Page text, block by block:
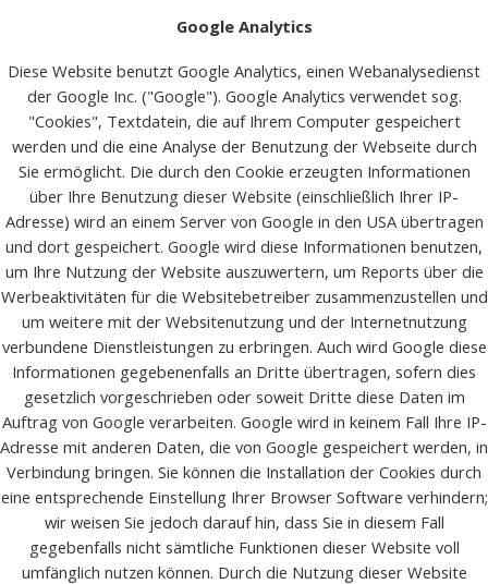
Google Analytics
Diese Website benutzt Google Analytics, einen Webanalysedienst
der Google Inc. ("Google"). Google Analytics verwendet sog.
"Cookies", Textdatein, die auf Ihrem Computer gespeichert
werden und die eine Analyse der Benutzung der Webseite durch
Sie ermöglicht. Die durch den Cookie erzeugten Informationen
über Ihre Benutzung dieser Website (einschließlich Ihrer IP-
Adresse) wird an einem Server von Google in den USA übertragen
und dort gespeichert. Google wird diese Informationen benutzen,
um Ihre Nutzung der Website auszuwertern, um Reports über die
Werbeaktivitäten für die Websitebetreiber zusammenzustellen und
um weitere mit der Websitenutzung und der Internetnutzung
verbundene Dienstleistungen zu erbringen. Auch wird Google diese
Informationen gegebenenfalls an Dritte übertragen, sofern dies
gesetzlich vorgeschrieben oder soweit Dritte diese Daten im
Auftrag von Google verarbeiten. Google wird in keinem Fall Ihre IP-
Adresse mit anderen Daten, die von Google gespeichert werden, in
Verbindung bringen. Sie können die Installation der Cookies durch
eine entsprechende Einstellung Ihrer Browser Software verhindern;
wir weisen Sie jedoch darauf hin, dass Sie in diesem Fall
gegebenfalls nicht sämtliche Funktionen dieser Website voll
umfänglich nutzen können. Durch die Nutzung dieser Website